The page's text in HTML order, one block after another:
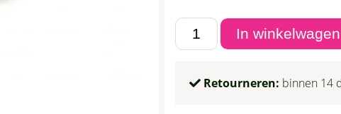
Retourneren: binnen 14